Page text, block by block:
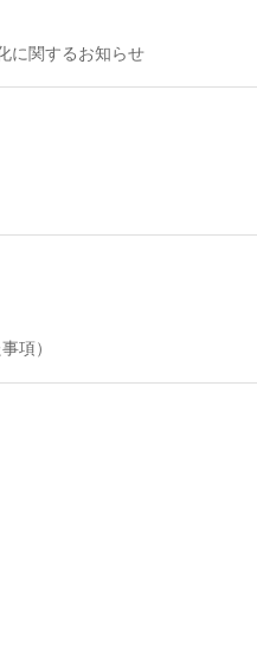
に関するお知らせ
項）